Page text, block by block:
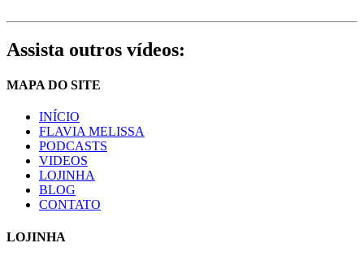
Assista outros vídeos:
MAPA DO SITE
INÍCIO
FLAVIA MELISSA
PODCASTS
VIDEOS
LOJINHA
BLOG
CONTATO
LOJINHA